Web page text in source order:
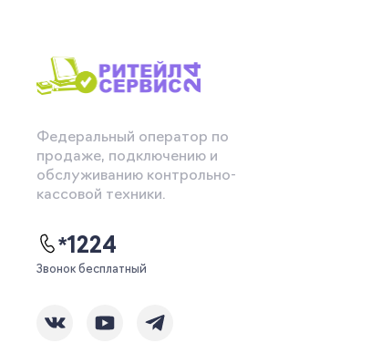
Федеральный оператор по
продаже, подключению и
обслуживанию контрольно-
кассовой техники.
*1224
Звонок бесплатный